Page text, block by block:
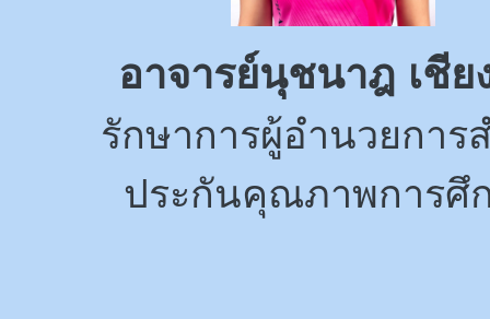
อาจารย์นุชนาฎ เชีย
รักษาการผู้อำนวยการ
ประกันคุณภาพการศึ